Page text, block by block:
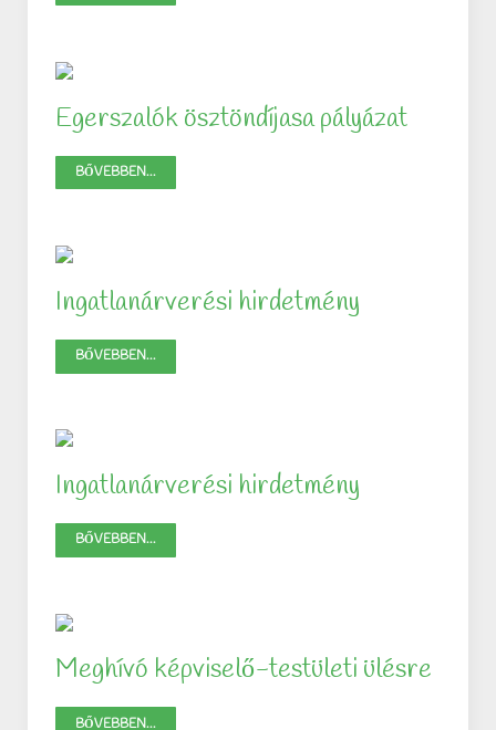
Egerszalók ösztöndíjasa pályázat
BŐVEBBEN...
Ingatlanárverési hirdetmény
BŐVEBBEN...
Ingatlanárverési hirdetmény
BŐVEBBEN...
Meghívó képviselő-testületi ülésre
BŐVEBBEN...